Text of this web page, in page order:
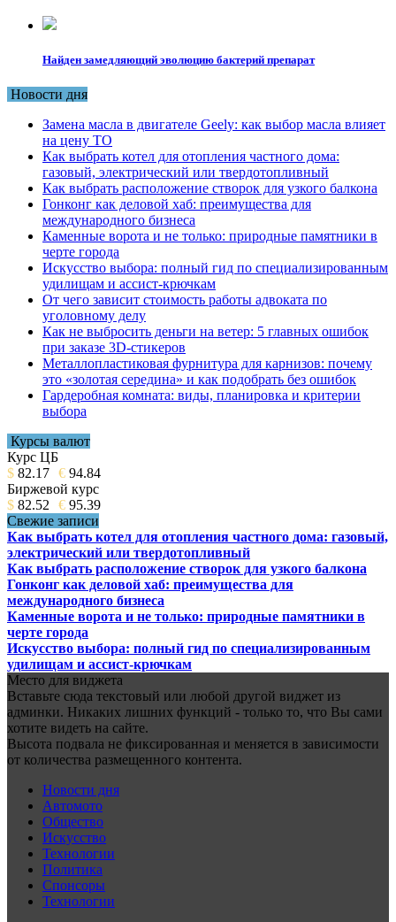
Найден замедляющий эволюцию бактерий препарат
Новости дня
Замена масла в двигателе Geely: как выбор масла влияет
на цену ТО
Как выбрать котел для отопления частного дома:
газовый, электрический или твердотопливный
Как выбрать расположение створок для узкого балкона
Гонконг как деловой хаб: преимущества для
международного бизнеса
Каменные ворота и не только: природные памятники в
черте города
Искусство выбора: полный гид по специализированным
удилищам и ассист-крючкам
От чего зависит стоимость работы адвоката по
уголовному делу
Как не выбросить деньги на ветер: 5 главных ошибок
при заказе 3D-стикеров
Металлопластиковая фурнитура для карнизов: почему
это «золотая середина» и как подобрать без ошибок
Гардеробная комната: виды, планировка и критерии
выбора
Курсы валют
Курс ЦБ
$ 82.17 € 94.84
Биржевой курс
$ 82.52 € 95.39
Свежие записи
Как выбрать котел для отопления частного дома: газовый,
электрический или твердотопливный
Как выбрать расположение створок для узкого балкона
Гонконг как деловой хаб: преимущества для
международного бизнеса
Каменные ворота и не только: природные памятники в
черте города
Искусство выбора: полный гид по специализированным
удилищам и ассист-крючкам
Место для виджета
Вставьте сюда текстовый или любой другой виджет из
админки. Никаких лишних функций - только то, что Вы сами
хотите видеть на сайте.
Высота подвала не фиксированная и меняется в зависимости
от количества размещенного контента.
Новости дня
Автомото
Общество
Искусство
Технологии
Политика
Спонсоры
Технологии